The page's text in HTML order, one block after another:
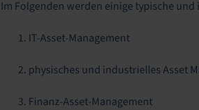
Im Folgenden werden einige typische
IT-Asset-Management
physisches und industrielles Asset
Finanz-Asset-Management